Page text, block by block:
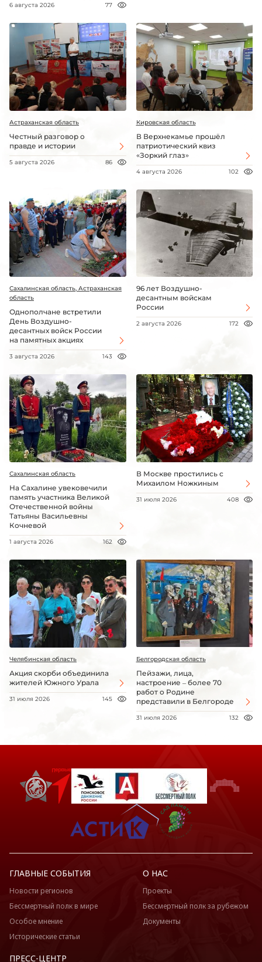
6 августа 2026 77
Астраханская область
Честный разговор о
правде и истории
5 августа 2026 86
Кировская область
В Верхнекамье прошёл
патриотический квиз
«Зоркий глаз»
4 августа 2026 102
Сахалинская область, Астраханская
область
Однополчане встретили
День Воздушно-
десантных войск России
на памятных акциях
3 августа 2026 143
96 лет Воздушно-
десантным войскам
России
2 августа 2026 172
Сахалинская область
На Сахалине увековечили
память участника Великой
Отечественной войны
Татьяны Васильевны
Кочневой
1 августа 2026 162
В Москве простились с
Михаилом Ножкиным
31 июля 2026 408
Челябинская область
Акция скорби объединила
жителей Южного Урала
31 июля 2026 145
Белгородская область
Пейзажи, лица,
настроение – более 70
работ о Родине
представили в Белгороде
31 июля 2026 132
ГЛАВНЫЕ СОБЫТИЯ
Новости регионов
Бессмертный полк в мире
Особое мнение
Исторические статьи
О НАС
Проекты
Бессмертный полк за рубежом
Документы
ПРЕСС-ЦЕНТР